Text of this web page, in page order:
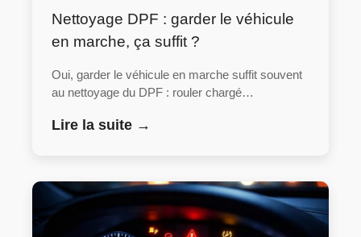
Nettoyage DPF : garder le véhicule
en marche, ça suffit ?
Oui, garder le véhicule en marche suffit souvent
au nettoyage du DPF : rouler chargé…
Lire la suite →